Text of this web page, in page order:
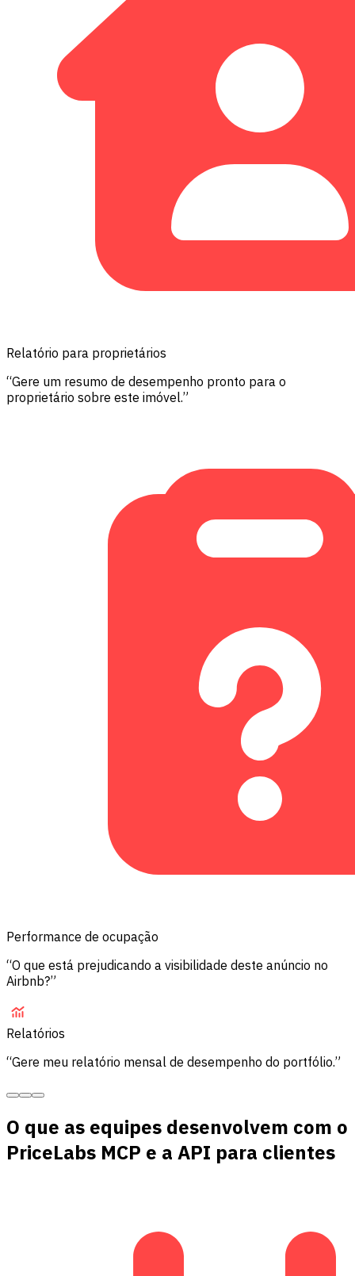
Relatório para proprietários
“Gere um resumo de desempenho pronto para o
proprietário sobre este imóvel.”
Performance de ocupação
“O que está prejudicando a visibilidade deste anúncio no
Airbnb?”
Relatórios
“Gere meu relatório mensal de desempenho do portfólio.”
O que as equipes desenvolvem com o
PriceLabs MCP e a API para clientes